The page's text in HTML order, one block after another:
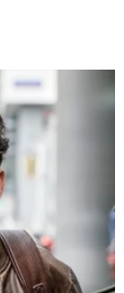
i Spotify
stacji